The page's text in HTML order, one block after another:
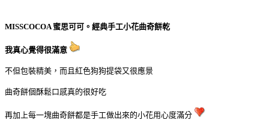
MISSCOCOA 蜜思可可。經典手工小花曲奇餅乾
我真心覺得很滿意
不但包裝精美，而且紅色狗狗提袋又很應景
曲奇餅個酥鬆口感真的很好吃
再加上每一塊曲奇餅都是手工做出來的小花用心度滿分